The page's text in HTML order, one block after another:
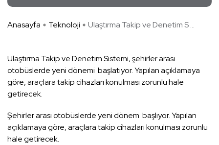
Anasayfa Teknoloji Ulaştırma Takip ve Denetim S ...
Ulaştırma Takip ve Denetim Sistemi, şehirler arası
otobüslerde yeni dönemi başlatıyor. Yapılan açıklamaya
göre, araçlara takip cihazları konulması zorunlu hale
getirecek.
Şehirler arası otobüslerde yeni dönem başlıyor. Yapılan
açıklamaya göre, araçlara takip cihazları konulması zorunlu
hale getirecek.